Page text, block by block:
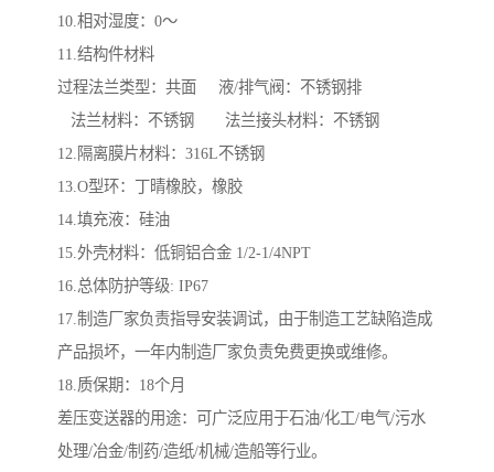
10.相对湿度：0～
11.结构件材料
过程法兰类型：共面 液/排气阀：不锈钢排
法兰材料：不锈钢 法兰接头材料：不锈钢
12.隔离膜片材料：316L不锈钢
13.O型环：丁晴橡胶，橡胶
14.填充液：硅油
15.外壳材料：低铜铝合金 1/2-1/4NPT
16.总体防护等级: IP67
17.制造厂家负责指导安装调试，由于制造工艺缺陷造成
产品损坏，一年内制造厂家负责免费更换或维修。
18.质保期：18个月
差压变送器的用途：可广泛应用于石油/化工/电气/污水
处理/冶金/制药/造纸/机械/造船等行业。